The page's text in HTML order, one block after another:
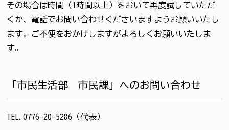
その場合は時間（1時間以上）をおいて再度試していただ
くか、電話でお問い合わせくださいますようお願いいたし
ます。ご不便をおかけしますがよろしくお願いいたしま
す。
「市民生活部 市民課」へのお問い合わせ
TEL.0776-20-5286（代表）